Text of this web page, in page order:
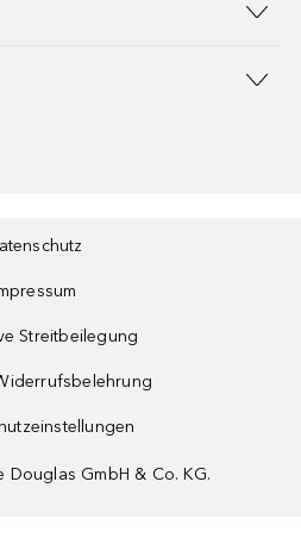
Streitbeilegung
Douglas GmbH & Co. KG.